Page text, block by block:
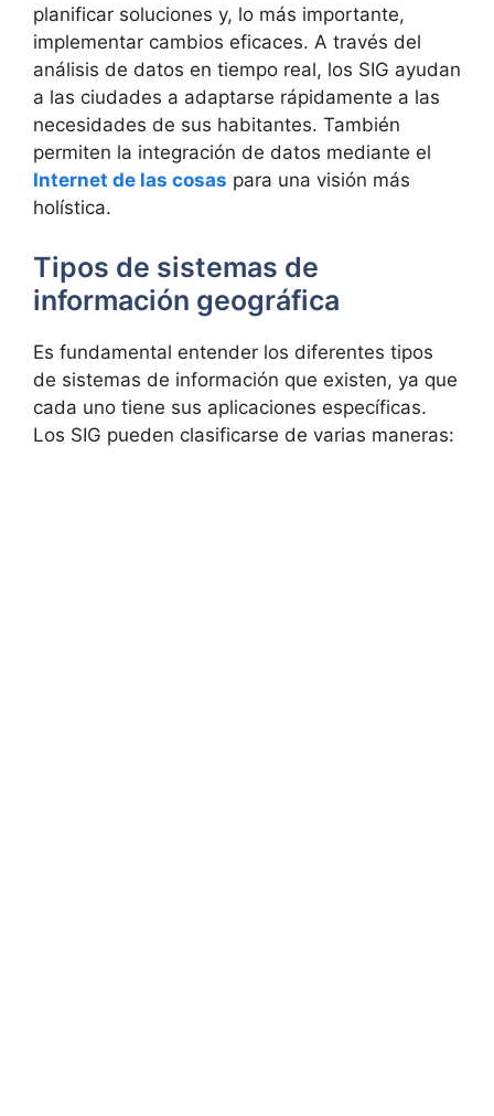
planificar soluciones y, lo más importante,
implementar cambios eficaces. A través del
análisis de datos en tiempo real, los SIG ayudan
a las ciudades a adaptarse rápidamente a las
necesidades de sus habitantes. También
permiten la integración de datos mediante el
Internet de las cosas para una visión más
holística.
Tipos de sistemas de
información geográfica
Es fundamental entender los diferentes tipos
de sistemas de información que existen, ya que
cada uno tiene sus aplicaciones específicas.
Los SIG pueden clasificarse de varias maneras: